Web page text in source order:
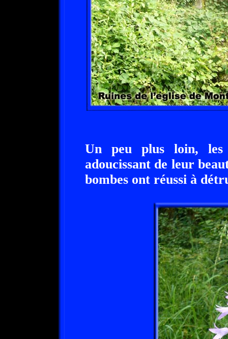
Un peu plus loin, les
adoucissant de leur
bombes ont réussi à